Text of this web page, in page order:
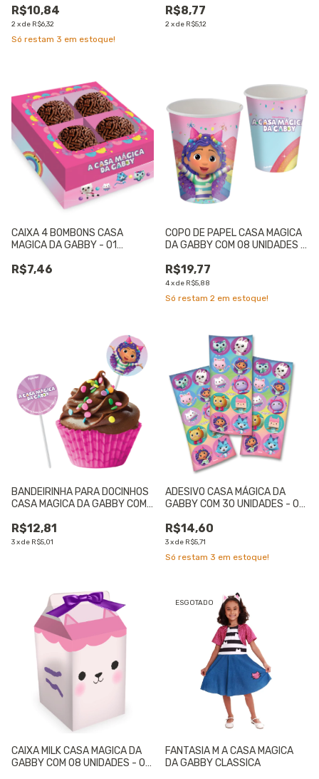
R$10,84
2xde R$6,32
Só restam 3 em estoque!
R$8,77
2xde R$5,12
CAIXA 4 BOMBONS CASA
MAGICA DA GABBY - 01
R$7,46
COPO DE PAPEL CASA MAGICA
DA GABBY COM 08 UNIDADES -
R$19,77
4xde R$5,88
Só restam 2 em estoque!
BANDEIRINHA PARA DOCINHOS
CASA MAGICA DA GABBY COM
R$12,81
3xde R$5,01
ADESIVO CASA MÁGICA DA
GABBY COM 30 UNIDADES - 01
R$14,60
3xde R$5,71
Só restam 3 em estoque!
CAIXA MILK CASA MAGICA DA
GABBY COM 08 UNIDADES - 01
ESGOTADO
FANTASIA M A CASA MAGICA
DA GABBY CLASSICA